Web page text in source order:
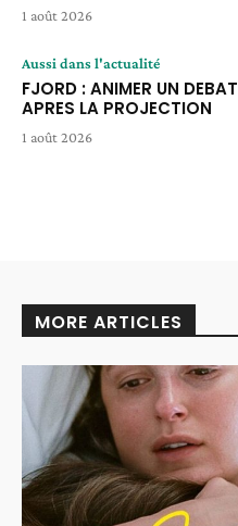
1 août 2026
Aussi dans l'actualité
FJORD : ANIMER UN DEBAT
APRES LA PROJECTION
1 août 2026
MORE ARTICLES